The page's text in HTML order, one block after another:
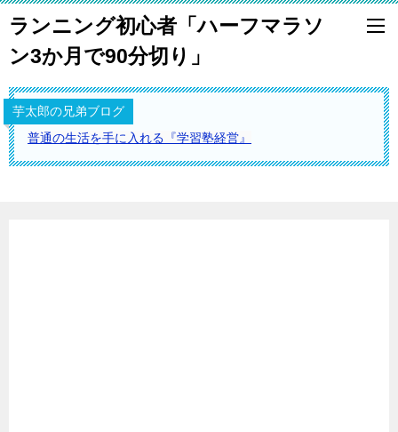
ランニング初心者「ハーフマラソ
ン3か月で90分切り」
芋太郎の兄弟ブログ
普通の生活を手に入れる『学習塾経営』